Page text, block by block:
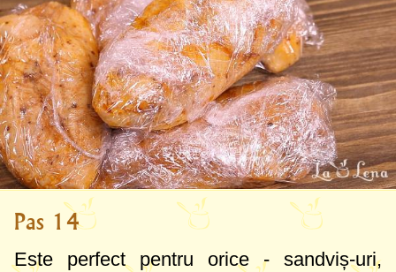
Pas 14
Este perfect pentru orice - sandviș-uri,